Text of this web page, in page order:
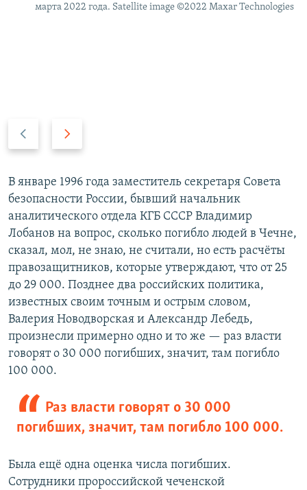
марта 2022 года. Satellite image ©2022 Maxar Technologies
д
ы
д
у
щ
и
й
с
л
а
й
д
д
у
ю
щ
и
й
с
л
а
й
д
В январе 1996 года заместитель секретаря Совета
безопасности России, бывший начальник
аналитического отдела КГБ СССР Владимир
Лобанов на вопрос, сколько погибло людей в Чечне,
сказал, мол, не знаю, не считали, но есть расчёты
правозащитников, которые утверждают, что от 25
до 29 000. Позднее два российских политика,
известных своим точным и острым словом,
Валерия Новодворская и Александр Лебедь,
произнесли примерно одно и то же — раз власти
говорят о 30 000 погибших, значит, там погибло
100 000.
Раз власти говорят о 30 000
погибших, значит, там погибло 100 000.
Была ещё одна оценка числа погибших.
Сотрудники пророссийской чеченской